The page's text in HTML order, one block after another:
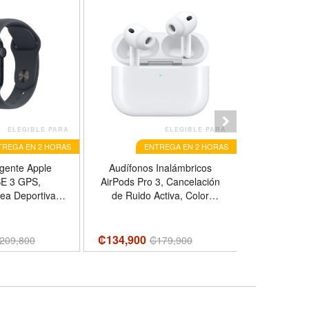
ELEGIBLE PARA
EN 2 HORAS
Apple
3 GPS,
Deportiva,
ELEGIBLE PARA
ENTREGA EN 2 HORAS
Audífonos Inalámbricos
AirPods Pro 3, Cancelación
de Ruido Activa, Color
₡134,900 ₡179,900